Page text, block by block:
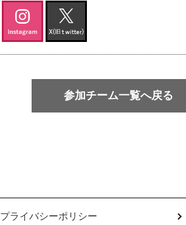
参加チーム一覧へ戻る
プライバシーポリシー